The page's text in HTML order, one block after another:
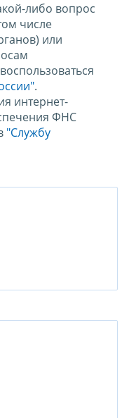
либо вопрос
числе
или
.
интернет-
ФНС
"Службу